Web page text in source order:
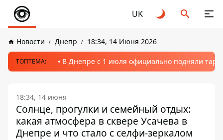
UK
Новости Днепр 18:34, 14 Июня 2026
ТОПТЕМА: В Днепре с 1 июля официально подняли
18:34, 14 июня
Солнце, прогулки и семейный отдых:
какая атмосфера в сквере Усачева в
Днепре и что стало с селфи-зеркалом